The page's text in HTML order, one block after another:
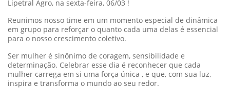
Lipetral Agro, na sexta-feira, 06/03 !
Reunimos nosso time em um momento especial de dinâmica
em grupo para reforçar o quanto cada uma delas é essencial
para o nosso crescimento coletivo.
Ser mulher é sinônimo de coragem, sensibilidade e
determinação. Celebrar esse dia é reconhecer que cada
mulher carrega em si uma força única , e que, com sua luz,
inspira e transforma o mundo ao seu redor.